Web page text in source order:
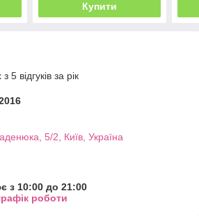
Купити
5 відгуків за рік
5/2, Київ, Україна
з 10:00 до 21:00
роботи